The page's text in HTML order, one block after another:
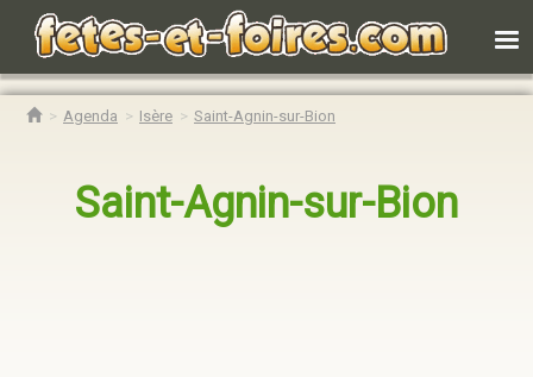
Agenda Isère Saint-Agnin-sur-Bion
Saint-Agnin-sur-Bion